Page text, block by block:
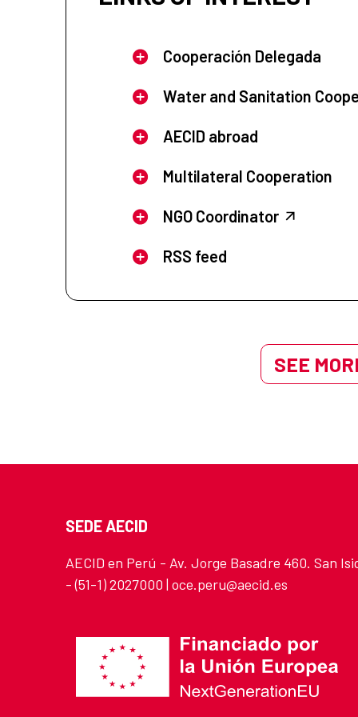
Cooperación Delegada
Water and Sanitation
AECID abroad
Multilateral Cooperation
NGO Coordinator
RSS feed
SEE
SEDE AECID
AECID en Perú - Av. Jorge Basadre 460. San
- (51-1) 2027000 | oce.peru@aecid.es